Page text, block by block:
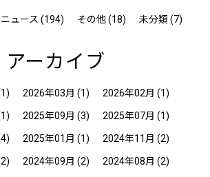
ニュース (194) その他 (18) 未分類 (7)
アーカイブ
2026年03月 (1) 2026年02月 (1)
2025年09月 (3) 2025年07月 (1)
2025年01月 (1) 2024年11月 (2)
2024年09月 (2) 2024年08月 (2)